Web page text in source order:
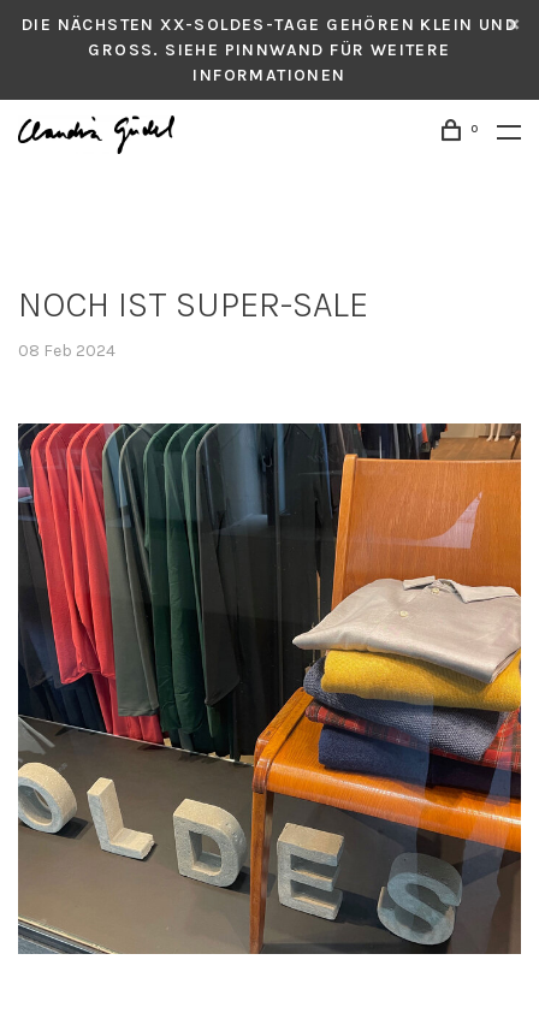
DIE NÄCHSTEN XX-SOLDES-TAGE GEHÖREN KLEIN UND
GROSS. SIEHE PINNWAND FÜR WEITERE
INFORMATIONEN
0
NOCH IST SUPER-SALE
08 Feb 2024